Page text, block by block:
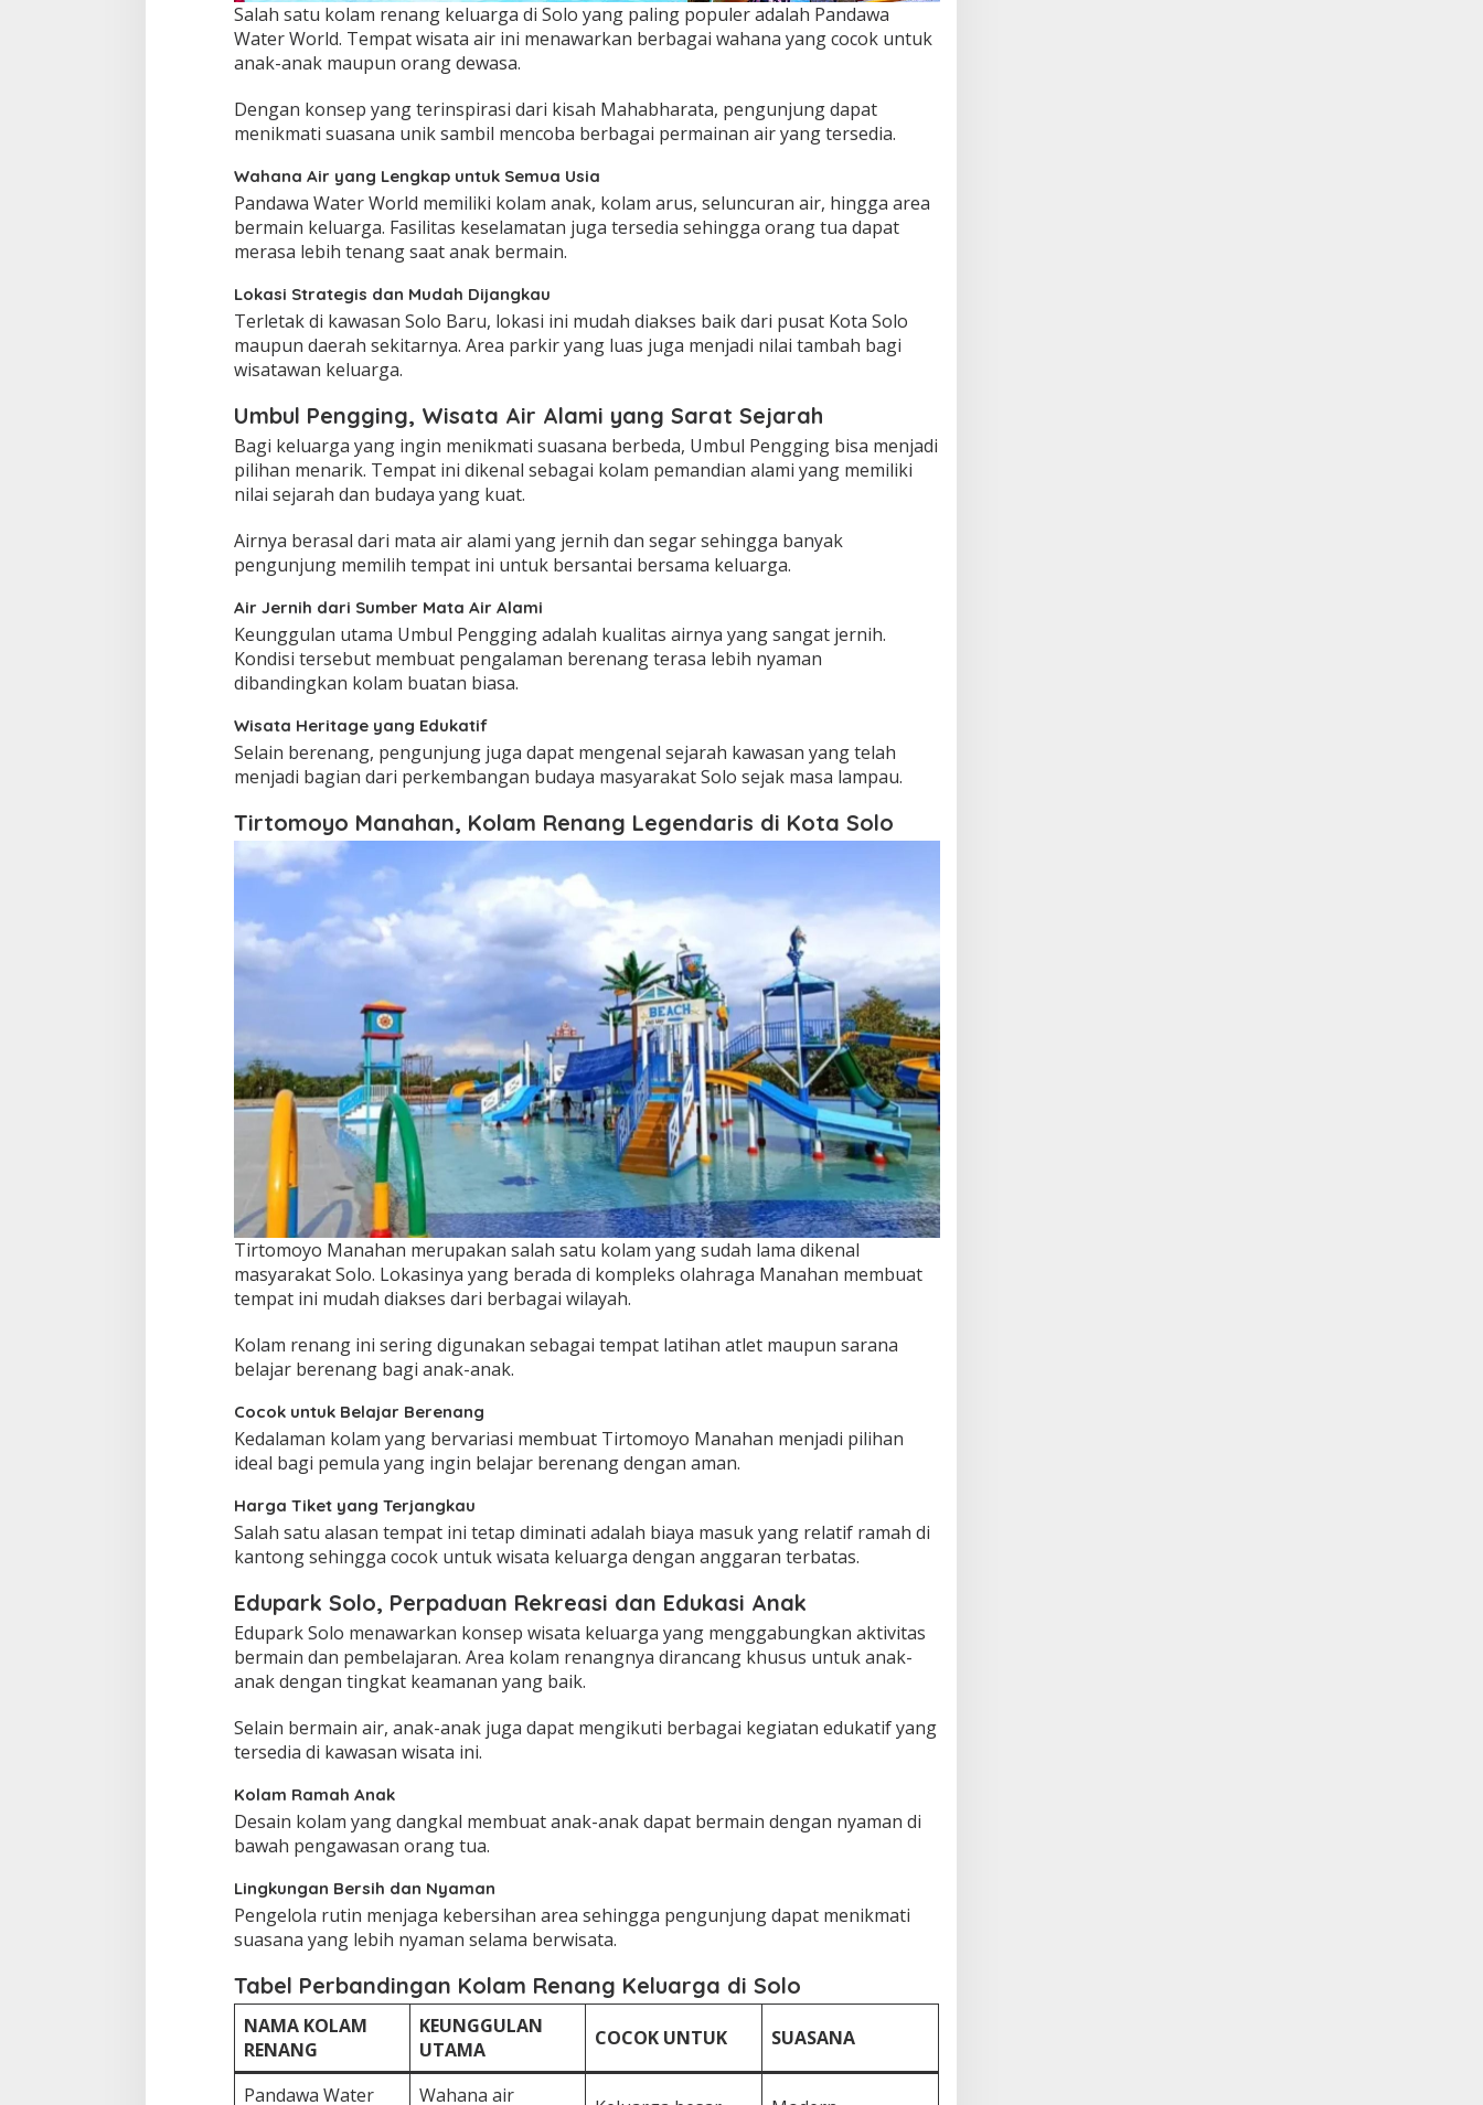
Salah satu kolam renang keluarga di Solo yang paling populer adalah Pandawa
Water World. Tempat wisata air ini menawarkan berbagai wahana yang cocok untuk
anak-anak maupun orang dewasa.
Dengan konsep yang terinspirasi dari kisah Mahabharata, pengunjung dapat
menikmati suasana unik sambil mencoba berbagai permainan air yang tersedia.
Wahana Air yang Lengkap untuk Semua Usia
Pandawa Water World memiliki kolam anak, kolam arus, seluncuran air, hingga area
bermain keluarga. Fasilitas keselamatan juga tersedia sehingga orang tua dapat
merasa lebih tenang saat anak bermain.
Lokasi Strategis dan Mudah Dijangkau
Terletak di kawasan Solo Baru, lokasi ini mudah diakses baik dari pusat Kota Solo
maupun daerah sekitarnya. Area parkir yang luas juga menjadi nilai tambah bagi
wisatawan keluarga.
Umbul Pengging, Wisata Air Alami yang Sarat Sejarah
Bagi keluarga yang ingin menikmati suasana berbeda, Umbul Pengging bisa menjadi
pilihan menarik. Tempat ini dikenal sebagai kolam pemandian alami yang memiliki
nilai sejarah dan budaya yang kuat.
Airnya berasal dari mata air alami yang jernih dan segar sehingga banyak
pengunjung memilih tempat ini untuk bersantai bersama keluarga.
Air Jernih dari Sumber Mata Air Alami
Keunggulan utama Umbul Pengging adalah kualitas airnya yang sangat jernih.
Kondisi tersebut membuat pengalaman berenang terasa lebih nyaman
dibandingkan kolam buatan biasa.
Wisata Heritage yang Edukatif
Selain berenang, pengunjung juga dapat mengenal sejarah kawasan yang telah
menjadi bagian dari perkembangan budaya masyarakat Solo sejak masa lampau.
Tirtomoyo Manahan, Kolam Renang Legendaris di Kota Solo
Tirtomoyo Manahan merupakan salah satu kolam yang sudah lama dikenal
masyarakat Solo. Lokasinya yang berada di kompleks olahraga Manahan membuat
tempat ini mudah diakses dari berbagai wilayah.
Kolam renang ini sering digunakan sebagai tempat latihan atlet maupun sarana
belajar berenang bagi anak-anak.
Cocok untuk Belajar Berenang
Kedalaman kolam yang bervariasi membuat Tirtomoyo Manahan menjadi pilihan
ideal bagi pemula yang ingin belajar berenang dengan aman.
Harga Tiket yang Terjangkau
Salah satu alasan tempat ini tetap diminati adalah biaya masuk yang relatif ramah di
kantong sehingga cocok untuk wisata keluarga dengan anggaran terbatas.
Edupark Solo, Perpaduan Rekreasi dan Edukasi Anak
Edupark Solo menawarkan konsep wisata keluarga yang menggabungkan aktivitas
bermain dan pembelajaran. Area kolam renangnya dirancang khusus untuk anak-
anak dengan tingkat keamanan yang baik.
Selain bermain air, anak-anak juga dapat mengikuti berbagai kegiatan edukatif yang
tersedia di kawasan wisata ini.
Kolam Ramah Anak
Desain kolam yang dangkal membuat anak-anak dapat bermain dengan nyaman di
bawah pengawasan orang tua.
Lingkungan Bersih dan Nyaman
Pengelola rutin menjaga kebersihan area sehingga pengunjung dapat menikmati
suasana yang lebih nyaman selama berwisata.
Tabel Perbandingan Kolam Renang Keluarga di Solo
NAMA KOLAM
RENANG
KEUNGGULAN
UTAMA
COCOK UNTUK SUASANA
Pandawa Water Wahana air